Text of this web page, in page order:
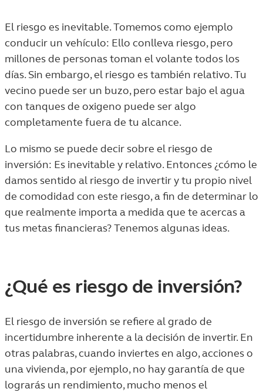
El riesgo es inevitable. Tomemos como ejemplo
conducir un vehículo: Ello conlleva riesgo, pero
millones de personas toman el volante todos los
días. Sin embargo, el riesgo es también relativo. Tu
vecino puede ser un buzo, pero estar bajo el agua
con tanques de oxigeno puede ser algo
completamente fuera de tu alcance.
Lo mismo se puede decir sobre el riesgo de
inversión: Es inevitable y relativo. Entonces ¿cómo le
damos sentido al riesgo de invertir y tu propio nivel
de comodidad con este riesgo, a fin de determinar lo
que realmente importa a medida que te acercas a
tus metas financieras? Tenemos algunas ideas.
¿Qué es riesgo de inversión?
El riesgo de inversión se refiere al grado de
incertidumbre inherente a la decisión de invertir. En
otras palabras, cuando inviertes en algo, acciones o
una vivienda, por ejemplo, no hay garantía de que
lograrás un rendimiento, mucho menos el